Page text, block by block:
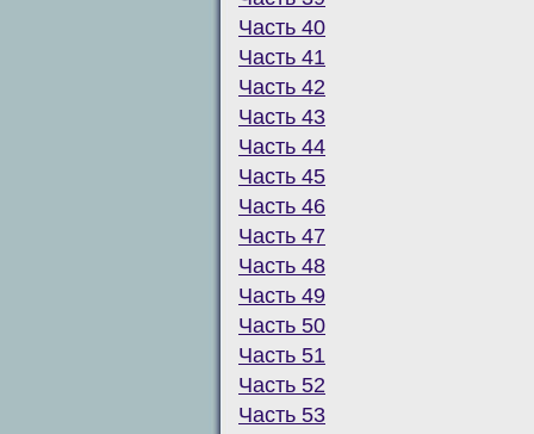
Часть 40
Часть 41
Часть 42
Часть 43
Часть 44
Часть 45
Часть 46
Часть 47
Часть 48
Часть 49
Часть 50
Часть 51
Часть 52
Часть 53